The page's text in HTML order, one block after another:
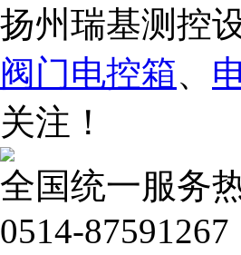
扬州瑞基测控
阀门电控箱、
关注！
全国统一服务
0514-87591267